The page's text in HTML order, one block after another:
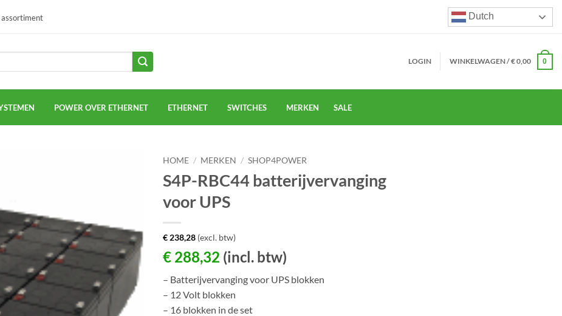
assortiment Dutch
LOGIN WINKELWAGEN /€0,00 0
POWER OVER ETHERNET ETHERNET SWITCHES MERKEN SALE
HOME / MERKEN / SHOP4POWER
S4P-RBC44 batterijvervanging
voor UPS
€ 238,28 (excl. btw)
€ 288,32 (incl. btw)
– Batterijvervanging voor UPS blokken
– 12 Volt blokken
– 16 blokken in de set